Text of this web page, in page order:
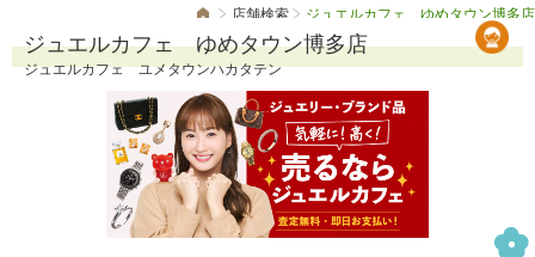
店舗検索 ジュエルカフェ ゆめタウン博多店
ジュエルカフェ ゆめタウン博多店
ジュエルカフェ ユメタウンハカタテン